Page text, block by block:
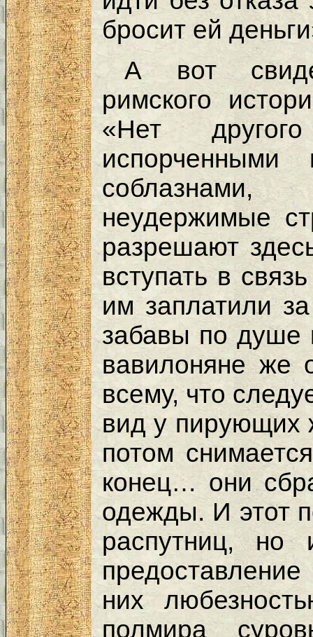
бросит ей
А вот
римского
«Нет
испорченными
неудержимые
разрешают
вступать в
им заплатили
забавы по
вавилоняне же
всему, что
вид у пирующих
потом
конец… они
одежды. И этот
распутниц,
них
полмира